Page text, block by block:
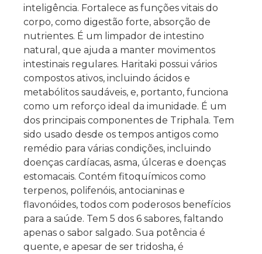
inteligência. Fortalece as funções vitais do
corpo, como digestão forte, absorção de
nutrientes. É um limpador de intestino
natural, que ajuda a manter movimentos
intestinais regulares. Haritaki possui vários
compostos ativos, incluindo ácidos e
metabólitos saudáveis, e, portanto, funciona
como um reforço ideal da imunidade. É um
dos principais componentes de Triphala. Tem
sido usado desde os tempos antigos como
remédio para várias condições, incluindo
doenças cardíacas, asma, úlceras e doenças
estomacais. Contém fitoquímicos como
terpenos, polifenóis, antocianinas e
flavonóides, todos com poderosos benefícios
para a saúde. Tem 5 dos 6 sabores, faltando
apenas o sabor salgado. Sua potência é
quente, e apesar de ser tridosha, é